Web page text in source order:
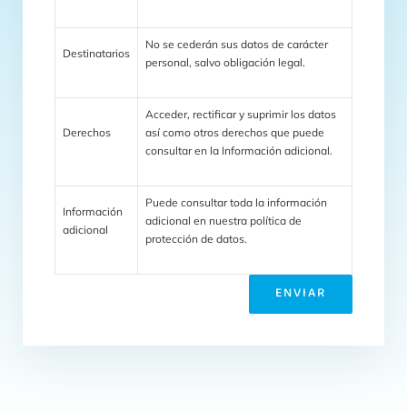
Destinatarios
No se cederán sus datos de carácter
personal, salvo obligación legal.
Derechos
Acceder, rectificar y suprimir los datos
así como otros derechos que puede
consultar en la Información adicional.
Información
adicional
Puede consultar toda la información
adicional en nuestra política de
protección de datos.